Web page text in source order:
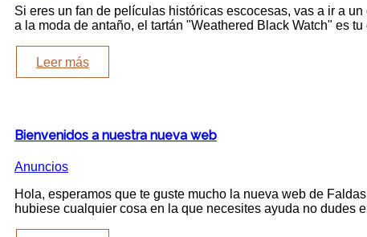
Si eres un fan de películas históricas escocesas, vas a ir a
a la moda de antaño, el tartán "Weathered Black Watch" es
Leer más
Bienvenidos a nuestra nueva web
Anuncios
Hola, esperamos que te guste mucho la nueva web de
hubiese cualquier cosa en la que necesites ayuda no dudes